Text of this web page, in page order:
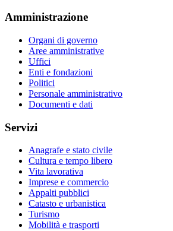
Amministrazione
Organi di governo
Aree amministrative
Uffici
Enti e fondazioni
Politici
Personale amministrativo
Documenti e dati
Servizi
Anagrafe e stato civile
Cultura e tempo libero
Vita lavorativa
Imprese e commercio
Appalti pubblici
Catasto e urbanistica
Turismo
Mobilità e trasporti